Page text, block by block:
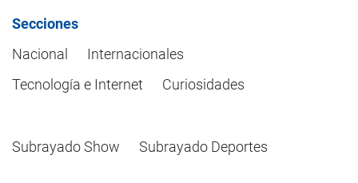
Secciones
Nacional
Internacionales
Tecnología e Internet
Curiosidades
Subrayado Show Subrayado Deportes